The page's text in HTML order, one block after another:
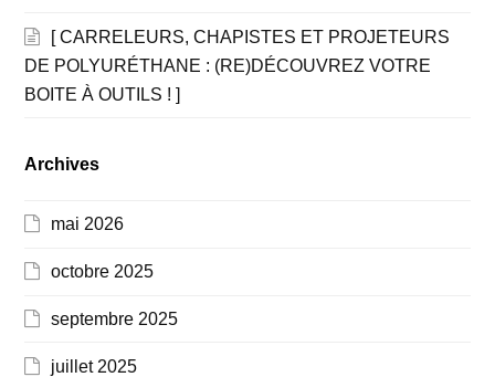
[ CARRELEURS, CHAPISTES ET PROJETEURS
DE POLYURÉTHANE : (RE)DÉCOUVREZ VOTRE
BOITE À OUTILS ! ]
Archives
mai 2026
octobre 2025
septembre 2025
juillet 2025